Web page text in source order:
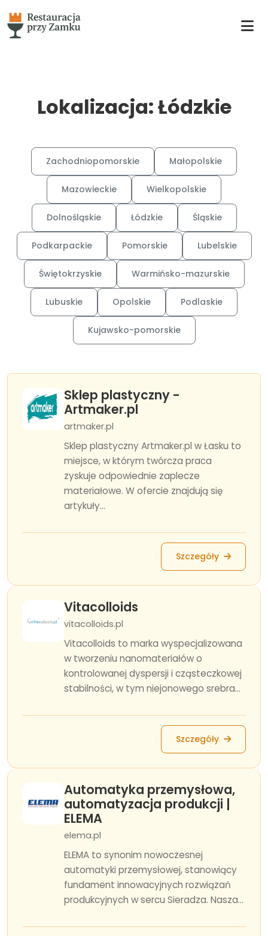
Lokalizacja: Łódzkie
Zachodniopomorskie Małopolskie
Mazowieckie Wielkopolskie
Dolnośląskie Łódzkie Śląskie
Podkarpackie Pomorskie Lubelskie
Świętokrzyskie Warmińsko-mazurskie
Lubuskie Opolskie Podlaskie
Kujawsko-pomorskie
Sklep plastyczny -
Artmaker.pl
artmaker.pl
Sklep plastyczny Artmaker.pl w Łasku to
miejsce, w którym twórcza praca
zyskuje odpowiednie zaplecze
materiałowe. W ofercie znajdują się
artykuły...
Szczegóły
Vitacolloids
vitacolloids.pl
Vitacolloids to marka wyspecjalizowana
w tworzeniu nanomateriałów o
kontrolowanej dyspersji i cząsteczkowej
stabilności, w tym niejonowego srebra...
Szczegóły
Automatyka przemysłowa,
automatyzacja produkcji |
ELEMA
elema.pl
ELEMA to synonim nowoczesnej
automatyki przemysłowej, stanowiący
fundament innowacyjnych rozwiązań
produkcyjnych w sercu Sieradza. Nasza...